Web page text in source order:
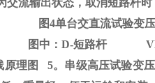
流输出状态，取消短路杆时
图4单台交直流试验变
图中： D-短路杆
原理图 5。串级高压试验变